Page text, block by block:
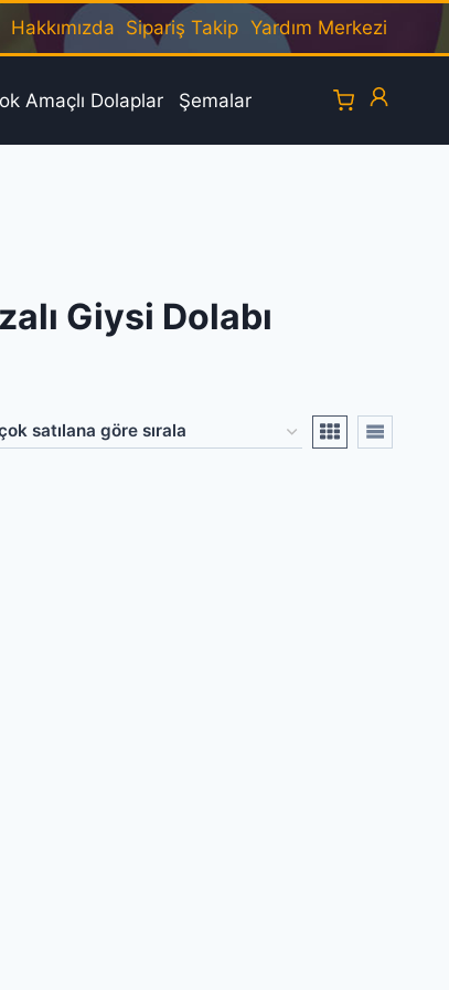
Hakkımızda Sipariş Takip Yardım Merkezi
Amaçlı Dolaplar Şemalar
Giysi Dolabı